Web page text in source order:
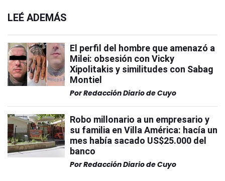
LEÉ ADEMÁS
El perfil del hombre que amenazó a
Milei: obsesión con Vicky
Xipolitakis y similitudes con Sabag
Montiel
PorRedacción Diario de Cuyo
Robo millonario a un empresario y
su familia en Villa América: hacía un
mes había sacado US$25.000 del
banco
PorRedacción Diario de Cuyo